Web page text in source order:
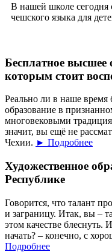
В нашей школе сегодня
чешского языка для
Бесплатное высшее
которым стоит
Реально ли в наше время
образование в
многовековыми
значит, вы ещё не
Чехии. ► Подробнее
Художественное
Республике
Говорится, что талант
и заграницу. Итак, вы –
этом качестве блеснуть.
начать? – конечно, с
Подробнее